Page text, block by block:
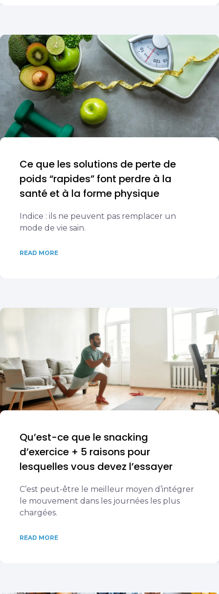
Ce que les solutions de perte de
poids “rapides” font perdre à la
santé et à la forme physique
Indice : ils ne peuvent pas remplacer un
mode de vie sain.
READ MORE
Qu’est-ce que le snacking
d’exercice + 5 raisons pour
lesquelles vous devez l’essayer
C’est peut-être le meilleur moyen d’intégrer
le mouvement dans les journées les plus
chargées.
READ MORE